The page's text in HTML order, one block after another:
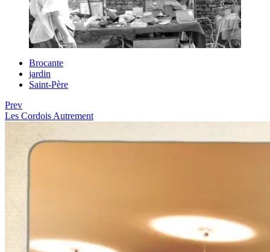
Brocante
jardin
Saint-Père
Prev
Les Cordois Autrement